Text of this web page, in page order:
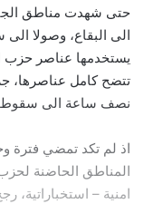
حتى شهدت مناطق
الى البقاع، وصولا الى
يستخدمها عناصر حزب
تتضح كامل عناصرها،
نصف ساعة الى سقوط اكثر من
اذ لم تكد تمضي فترة
المناطق الحاضنة لحزب
امنية –